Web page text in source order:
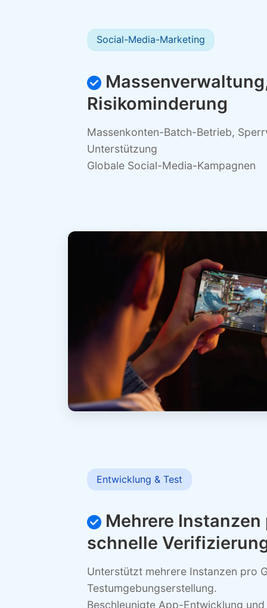
Social-Media-Marketing
Risikominderung
Massenkonten-Batch-Betrieb,
Unterstützung
Globale Social-Media-Kampagnen
Entwicklung & Test
Mehrere
schnelle
Unterstützt mehrere Instanzen pro
Testumgebungserstellung.
Beschleunigte App-Entwicklung